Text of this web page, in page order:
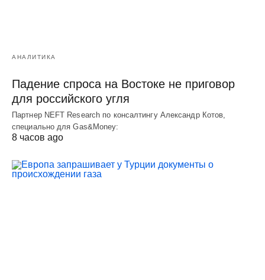
АНАЛИТИКА
Падение спроса на Востоке не приговор
для российского угля
Партнер NEFT Research по консалтингу Александр Котов,
специально для Gas&Money:
8 часов ago